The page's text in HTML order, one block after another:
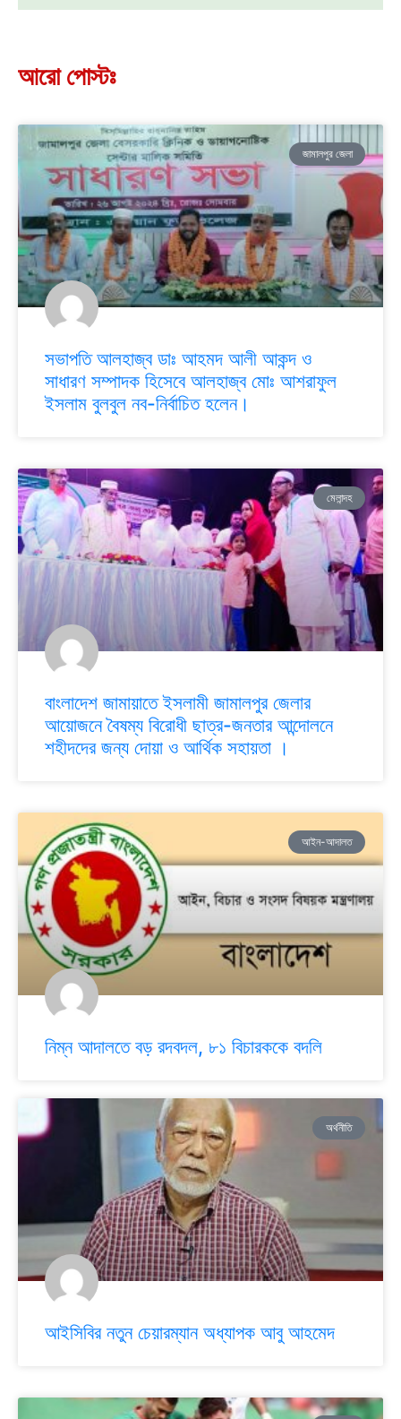
আরো পোস্টঃ
জামালপুর জেলা
সভাপতি আলহাজ্ব ডাঃ আহমদ আলী আকন্দ ও
সাধারণ সম্পাদক হিসেবে আলহাজ্ব মোঃ আশরাফুল
ইসলাম বুলবুল নব-নির্বাচিত হলেন।
মেলান্দহ
বাংলাদেশ জামায়াতে ইসলামী জামালপুর জেলার
আয়োজনে বৈষম্য বিরোধী ছাত্র-জনতার আন্দোলনে
শহীদদের জন্য দোয়া ও আর্থিক সহায়তা ।
আইন-আদালত
নিম্ন আদালতে বড় রদবদল, ৮১ বিচারককে বদলি
অর্থনীতি
আইসিবির নতুন চেয়ারম্যান অধ্যাপক আবু আহমেদ